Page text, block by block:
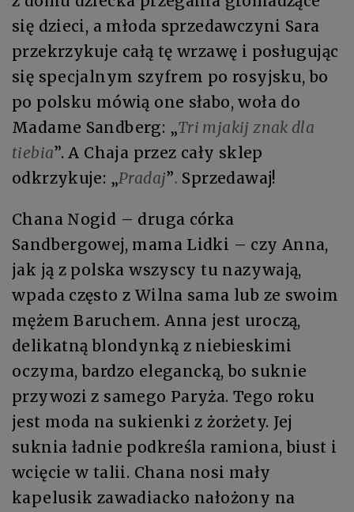
się dzieci, a młoda sprzedawczyni Sara
przekrzykuje całą tę wrzawę i posługując
się specjalnym szyfrem po rosyjsku, bo
po polsku mówią one słabo, woła do
Madame Sandberg: „Tri mjakij znak dla
tiebia”. A Chaja przez cały sklep
odkrzykuje: „Pradaj”. Sprzedawaj!
Chana Nogid – druga córka
Sandbergowej, mama Lidki – czy Anna,
jak ją z polska wszyscy tu nazywają,
wpada często z Wilna sama lub ze swoim
mężem Baruchem. Anna jest uroczą,
delikatną blondynką z niebieskimi
oczyma, bardzo elegancką, bo suknie
przywozi z samego Paryża. Tego roku
jest moda na sukienki z żorżety. Jej
suknia ładnie podkreśla ramiona, biust i
wcięcie w talii. Chana nosi mały
kapelusik zawadiacko nałożony na